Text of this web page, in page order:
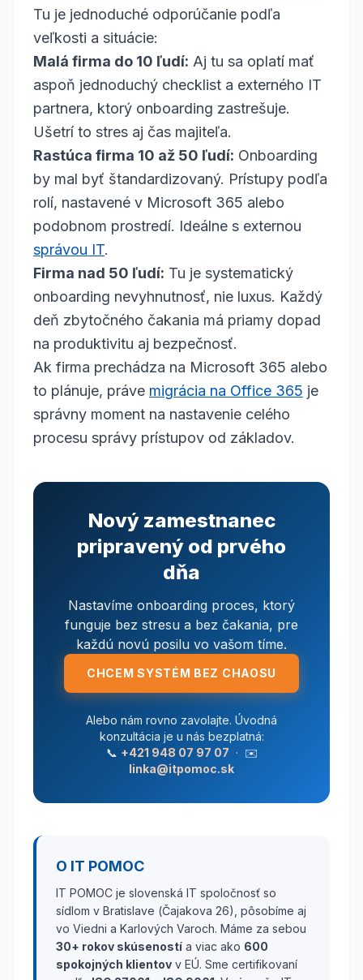
Tu je jednoduché odporúčanie podľa
veľkosti a situácie:
Malá firma do 10 ľudí: Aj tu sa oplatí mať
aspoň jednoduchý checklist a externého IT
partnera, ktorý onboarding zastrešuje.
Ušetrí to stres aj čas majiteľa.
Rastúca firma 10 až 50 ľudí: Onboarding
by mal byť štandardizovaný. Prístupy podľa
rolí, nastavené v Microsoft 365 alebo
podobnom prostredí. Ideálne s externou
správou IT.
Firma nad 50 ľudí: Tu je systematický
onboarding nevyhnutnosť, nie luxus. Každý
deň zbytočného čakania má priamy dopad
na produktivitu aj bezpečnosť.
Ak firma prechádza na Microsoft 365 alebo
to plánuje, práve migrácia na Office 365 je
správny moment na nastavenie celého
procesu správy prístupov od základov.
Nový zamestnanec
pripravený od prvého
dňa
Nastavíme onboarding proces, ktorý
funguje bez stresu a bez čakania, pre
každú novú posilu vo vašom tíme.
CHCEM SYSTÉM BEZ CHAOSU
Alebo nám rovno zavolajte. Úvodná
konzultácia je u nás bezplatná:
📞 +421 948 07 97 07 · ✉️
linka@itpomoc.sk
O IT POMOC
IT POMOC je slovenská IT spoločnosť so
sídlom v Bratislave (Čajakova 26), pôsobíme aj
vo Viedni a Karlových Varoch. Máme za sebou
30+ rokov skúseností a viac ako 600
spokojných klientov v EÚ. Sme certifikovaní